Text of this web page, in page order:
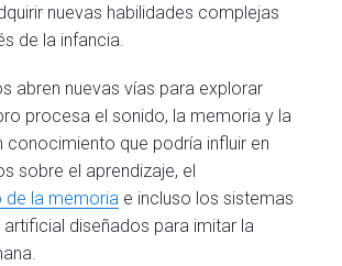
nuevas habilidades complejas
de la infancia.
abren nuevas vías para explorar
procesa el sonido, la memoria y la
conocimiento que podría influir en
sobre el aprendizaje, el
de la memoria e incluso los sistemas
artificial diseñados para imitar la